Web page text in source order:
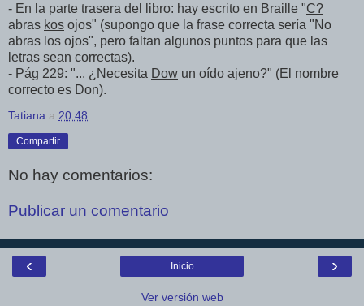
- En la parte trasera del libro: hay escrito en Braille "C?
abras kos ojos" (supongo que la frase correcta sería "No
abras los ojos", pero faltan algunos puntos para que las
letras sean correctas).
- Pág 229: "... ¿Necesita Dow un oído ajeno?" (El nombre
correcto es Don).
Tatiana a 20:48
Compartir
No hay comentarios:
Publicar un comentario
‹ ›
Inicio
Ver versión web